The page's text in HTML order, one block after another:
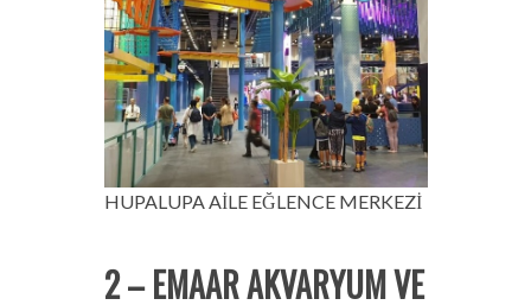
HUPALUPA AİLE EĞLENCE MERKEZİ
2 – EMAAR AKVARYUM VE